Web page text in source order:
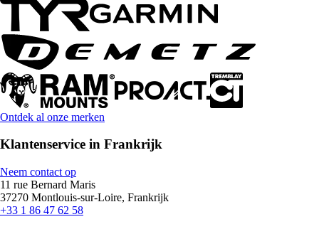
Ontdek al onze merken
Klantenservice in Frankrijk
Neem contact op
11 rue Bernard Maris
37270 Montlouis-sur-Loire, Frankrijk
+33 1 86 47 62 58